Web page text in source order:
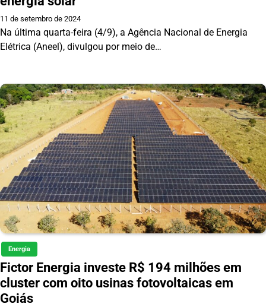
11 de setembro de 2024
Na última quarta-feira (4/9), a Agência Nacional de Energia
Elétrica (Aneel), divulgou por meio de…
Energia
Fictor Energia investe R$ 194 milhões em
cluster com oito usinas fotovoltaicas em
Goiás